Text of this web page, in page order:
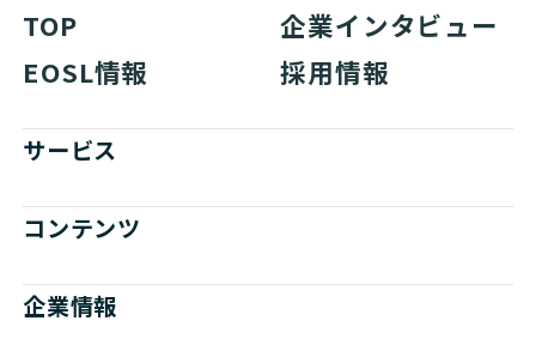
TOP
企業インタビュー
EOSL情報
採用情報
サービス
コンテンツ
企業情報